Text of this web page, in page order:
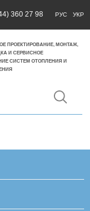
360 27 98 РУС УКР
ПРОЕКТИРОВАНИЕ, МОНТАЖ,
И СЕРВИСНОЕ
СИСТЕМ ОТОПЛЕНИЯ И